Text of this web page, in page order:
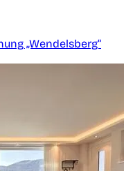
„Wendelsberg“